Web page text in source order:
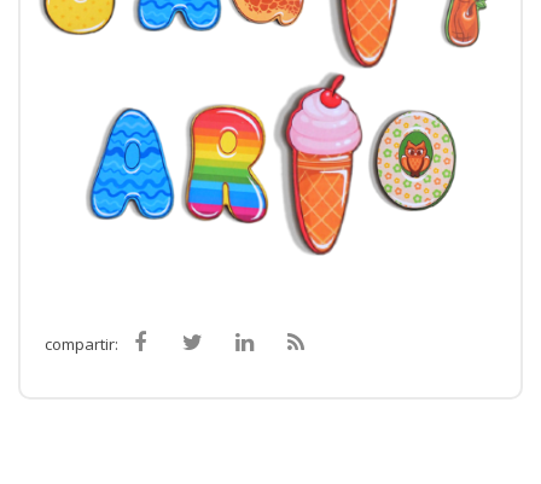
compartir: